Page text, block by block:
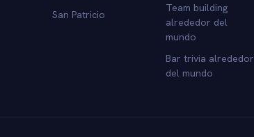
San Patricio
Team building
alrededor del
mundo
Bar trivia alrededor
del mundo